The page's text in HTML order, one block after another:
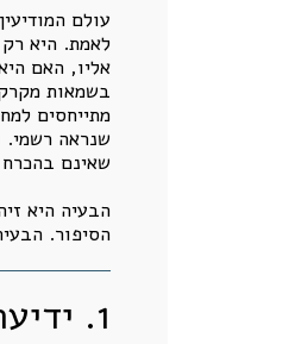
עולם
לאמת. היא רק
אליו, האם
בשמאות
מתייחסים
שנראה רשמי.
שאינם
הבעיה היא
הסיפור.
1. ידיעה מודיעינית, עסקת נדל״ן ומחיר רשום